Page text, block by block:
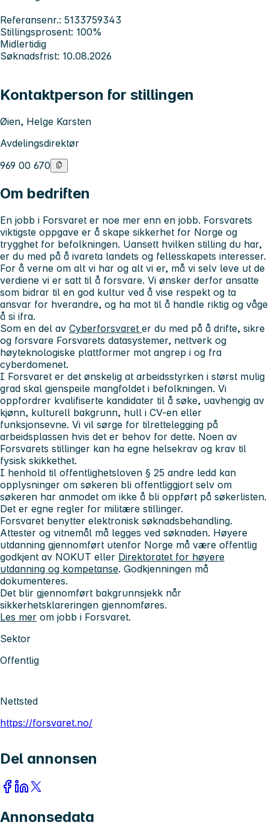
Referansenr.: 5133759343
Stillingsprosent: 100%
Midlertidig
Søknadsfrist: 10.08.2026
Kontaktperson for stillingen
Øien, Helge Karsten
Avdelingsdirektør
969 00 670
Om bedriften
En jobb i Forsvaret er noe mer enn en jobb. Forsvarets
viktigste oppgave er å skape sikkerhet for Norge og
trygghet for befolkningen. Uansett hvilken stilling du har,
er du med på å ivareta landets og fellesskapets interesser.
For å verne om alt vi har og alt vi er, må vi selv leve ut de
verdiene vi er satt til å forsvare. Vi ønsker derfor ansatte
som bidrar til en god kultur ved å vise respekt og ta
ansvar for hverandre, og ha mot til å handle riktig og våge
å si ifra.
Som en del av Cyberforsvaret er du med på å drifte, sikre
og forsvare Forsvarets datasystemer, nettverk og
høyteknologiske plattformer mot angrep i og fra
cyberdomenet.
I Forsvaret er det ønskelig at arbeidsstyrken i størst mulig
grad skal gjenspeile mangfoldet i befolkningen. Vi
oppfordrer kvalifiserte kandidater til å søke, uavhengig av
kjønn, kulturell bakgrunn, hull i CV-en eller
funksjonsevne. Vi vil sørge for tilrettelegging på
arbeidsplassen hvis det er behov for dette. Noen av
Forsvarets stillinger kan ha egne helsekrav og krav til
fysisk skikkethet.
I henhold til offentlighetsloven § 25 andre ledd kan
opplysninger om søkeren bli offentliggjort selv om
søkeren har anmodet om ikke å bli oppført på søkerlisten.
Det er egne regler for militære stillinger.
Forsvaret benytter elektronisk søknadsbehandling.
Attester og vitnemål må legges ved søknaden. Høyere
utdanning gjennomført utenfor Norge må være offentlig
godkjent av NOKUT eller Direktoratet for høyere
utdanning og kompetanse. Godkjenningen må
dokumenteres.
Det blir gjennomført bakgrunnsjekk når
sikkerhetsklareringen gjennomføres.
Les mer om jobb i Forsvaret.
Sektor
Offentlig
Nettsted
https://forsvaret.no/
Del annonsen
Annonsedata